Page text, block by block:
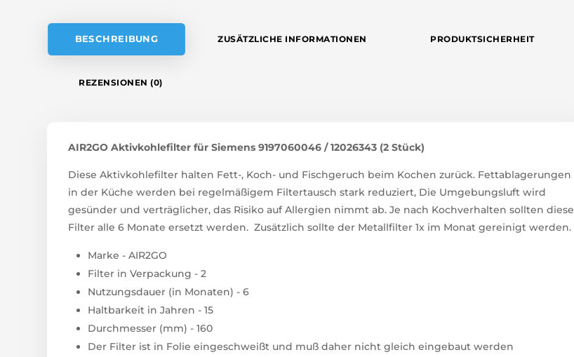
BESCHREIBUNG ZUSÄTZLICHE INFORMATIONEN PRODUKTSICHERHEIT
REZENSIONEN (0)
AIR2GO Aktivkohlefilter für Siemens 9197060046 / 12026343 (2 Stück)
Diese Aktivkohlefilter halten Fett-, Koch- und Fischgeruch beim Kochen zurück. Fettablagerungen
in der Küche werden bei regelmäßigem Filtertausch stark reduziert, Die Umgebungsluft wird
gesünder und verträglicher, das Risiko auf Allergien nimmt ab. Je nach Kochverhalten sollten diese
Filter alle 6 Monate ersetzt werden. Zusätzlich sollte der Metallfilter 1x im Monat gereinigt werden.
Marke - AIR2GO
Filter in Verpackung - 2
Nutzungsdauer (in Monaten) - 6
Haltbarkeit in Jahren - 15
Durchmesser (mm) - 160
Der Filter ist in Folie eingeschweißt und muß daher nicht gleich eingebaut werden